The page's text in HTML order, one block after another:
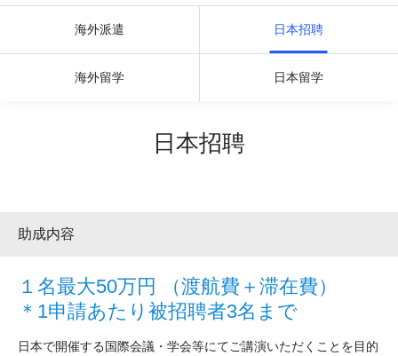
設立趣意書 財団概要
年報一覧
中谷財団事業紹介 中谷賞
次世代理系人材育成プ
ログラム助成
基本方針
海外派遣 日本招聘
海外留学 日本留学
日本招聘
助成内容
１名最大50万円 （渡航費＋滞在費）
＊1申請あたり被招聘者3名まで
日本で開催する国際会議・学会等にてご講演いただくことを目的